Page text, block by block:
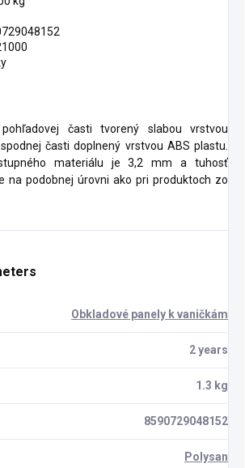
časti tvorený slabou vrstvou
časti doplnený vrstvou ABS plastu.
materiálu je 3,2 mm a tuhosť
na podobnej úrovni ako pri produktoch zo
Obkladové panely k vaničkám
2 years
1.3 kg
8590729048152
Polysan